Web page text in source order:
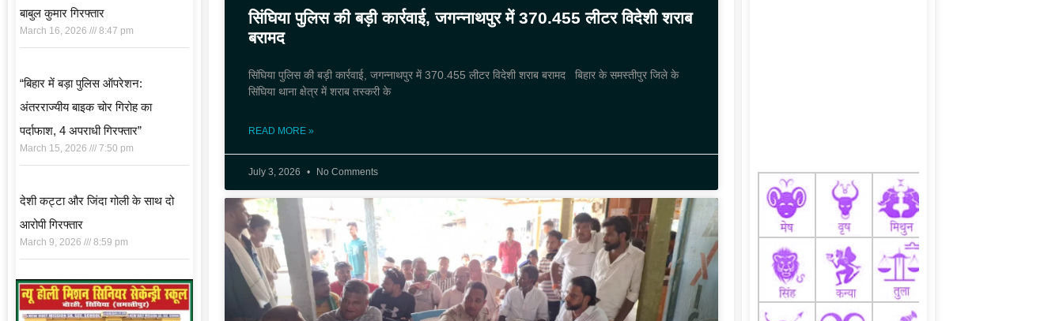
बाबुल कुमार गिरफ्तार
March 16, 2026 8:47 pm
“बिहार में बड़ा पुलिस ऑपरेशन:
अंतरराज्यीय बाइक चोर गिरोह का
पर्दाफाश, 4 अपराधी गिरफ्तार”
March 15, 2026 7:50 pm
देशी कट्टा और जिंदा गोली के साथ दो
आरोपी गिरफ्तार
March 9, 2026 8:59 pm
सिंघिया पुलिस की बड़ी कार्रवाई, जगन्नाथपुर में 370.455 लीटर विदेशी शराब
बरामद
सिंघिया पुलिस की बड़ी कार्रवाई, जगन्नाथपुर में 370.455 लीटर विदेशी शराब बरामद बिहार के समस्तीपुर जिले के
सिंघिया थाना क्षेत्र में शराब तस्करी के
READ MORE »
July 3, 2026 No Comments